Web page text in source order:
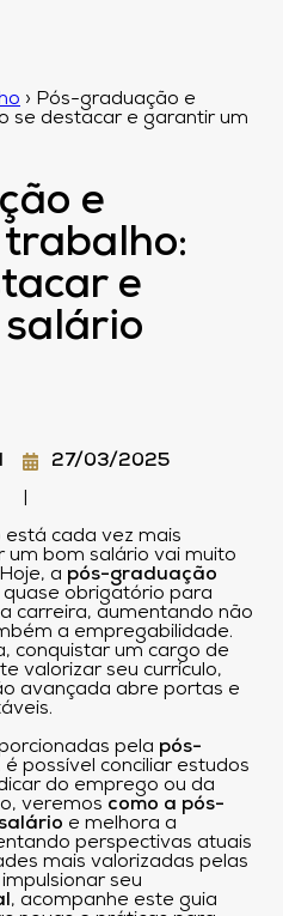
› Pós-graduação e
se destacar e garantir um
e
e
27/03/2025
está cada vez mais
um bom salário vai muito
a pós-graduação
obrigatório para
carreira, aumentando não
a empregabilidade.
conquistar um cargo de
valorizar seu currículo,
avançada abre portas e
pela pós-
é possível conciliar estudos
do emprego ou da
veremos como a pós-
e melhora a
perspectivas atuais
mais valorizadas pelas
seu
, acompanhe este guia